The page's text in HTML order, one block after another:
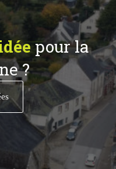
pour la
?